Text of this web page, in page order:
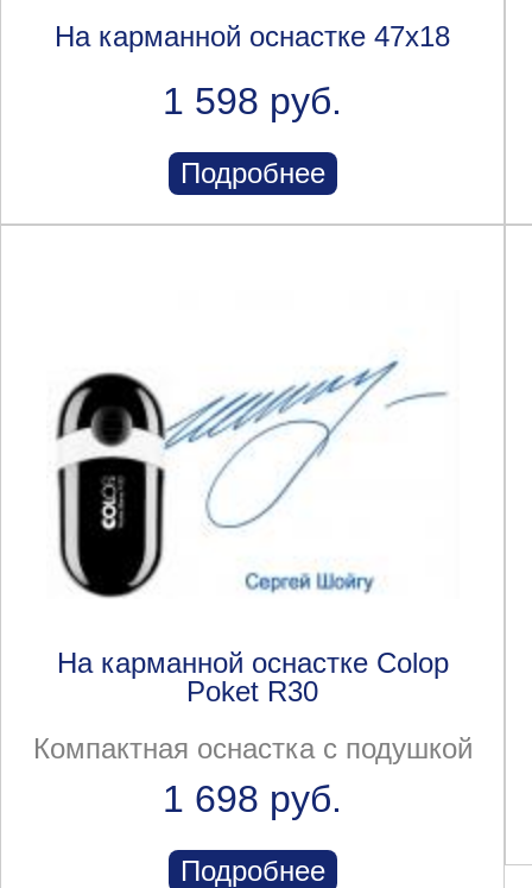
На карманной оснастке 47x18
1 598 руб.
Подробнее
На карманной оснастке Colop
Poket R30
Компактная оснастка с подушкой
1 698 руб.
Подробнее